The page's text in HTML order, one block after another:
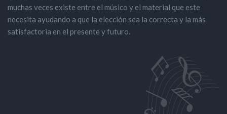
muchas veces existe entre el músico y el material que este
necesita ayudando a que la elección sea la correcta y la más
satisfactoria en el presente y futuro.